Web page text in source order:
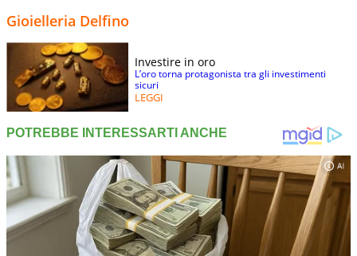
Gioielleria Delfino
Investire in oro
L’oro torna protagonista tra gli investimenti
sicuri
LEGGI